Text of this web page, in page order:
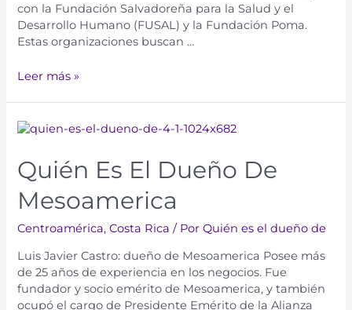
con la Fundación Salvadoreña para la Salud y el
Desarrollo Humano (FUSAL) y la Fundación Poma.
Estas organizaciones buscan …
Leer más »
Quién Es El Dueño De
Mesoamerica
Centroamérica,Costa Rica / PorQuién es el dueño de
Luis Javier Castro: dueño de Mesoamerica Posee más
de 25 años de experiencia en los negocios. Fue
fundador y socio emérito de Mesoamerica, y también
ocupó el cargo de Presidente Emérito de la Alianza